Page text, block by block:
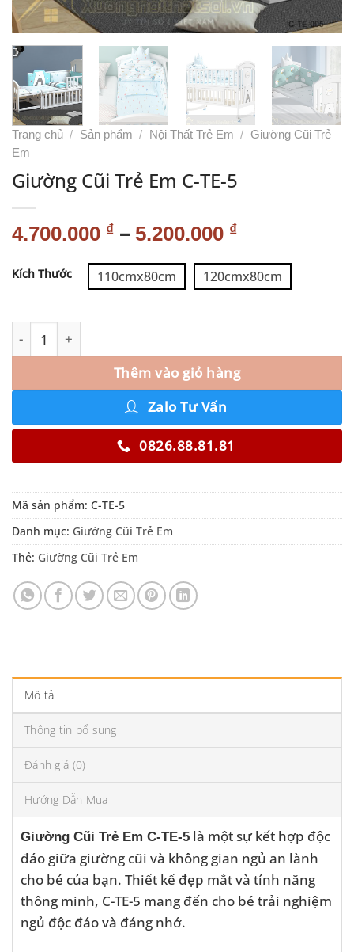
Trang chủ / Sản phẩm / Nội Thất Trẻ Em / Giường Cũi Trẻ
Em
Giường Cũi Trẻ Em C-TE-5
4.700.000 ₫ – 5.200.000 ₫
Kích Thước 110cmx80cm 120cmx80cm
Thêm vào giỏ hàng
Zalo Tư Vấn
0826.88.81.81
Mã sản phẩm: C-TE-5
Danh mục: Giường Cũi Trẻ Em
Thẻ: Giường Cũi Trẻ Em
Mô tả
Thông tin bổ sung
Đánh giá (0)
Hướng Dẫn Mua
Giường Cũi Trẻ Em C-TE-5 là một sự kết hợp độc
đáo giữa giường cũi và không gian ngủ an lành
cho bé của bạn. Thiết kế đẹp mắt và tính năng
thông minh, C-TE-5 mang đến cho bé trải nghiệm
ngủ độc đáo và đáng nhớ.